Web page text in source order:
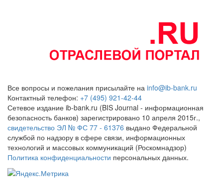
Все вопросы и пожелания присылайте на info@ib-bank.ru
Контактный телефон: +7 (495) 921-42-44
Сетевое издание ib-bank.ru (BIS Journal - информационная
безопасность банков) зарегистрировано 10 апреля 2015г.,
свидетельство ЭЛ № ФС 77 - 61376 выдано Федеральной
службой по надзору в сфере связи, информационных
технологий и массовых коммуникаций (Роскомнадзор)
Политика конфиденциальности персональных данных.